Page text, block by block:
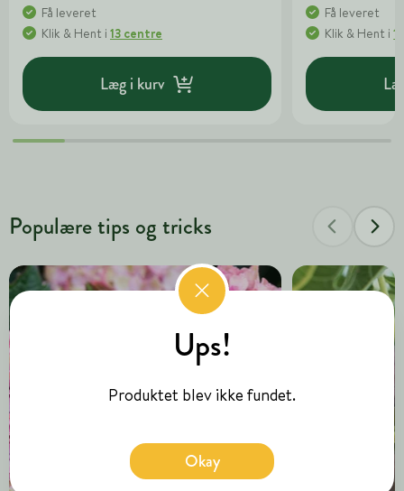
Få leveret
Klik & Hent i 13 centre
Læg i kurv
Få leveret
Klik & Hent i
Populære tips og tricks
Ups!
Produktet blev ikke fundet.
Okay